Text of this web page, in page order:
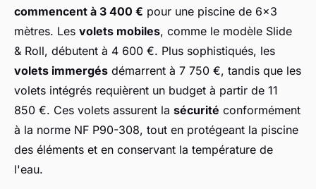
commencent à 3 400 € pour une piscine de 6x3
mètres. Les volets mobiles, comme le modèle Slide
& Roll, débutent à 4 600 €. Plus sophistiqués, les
volets immergés démarrent à 7 750 €, tandis que les
volets intégrés requièrent un budget à partir de 11
850 €. Ces volets assurent la sécurité conformément
à la norme NF P90-308, tout en protégeant la piscine
des éléments et en conservant la température de
l'eau.